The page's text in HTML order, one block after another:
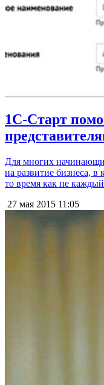
1С-Старт
Для многих
на развитие бизнеса, в
то время как не
27 мая 2015 11:05